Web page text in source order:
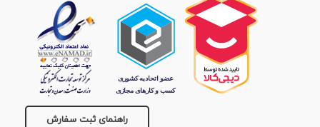
راهنمای ثبت سفارش